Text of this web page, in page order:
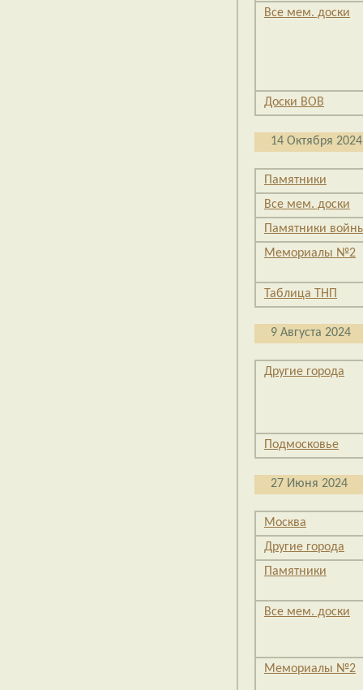
Все мем. доски
Доски ВОВ
14 Октября 2024
Памятники
Все мем. доски
Памятники
Мемориалы №2
Таблица ТНП
9 Августа 2024
Другие города
Подмосковье
27 Июня 2024
Москва
Другие города
Памятники
Все мем. доски
Мемориалы №2